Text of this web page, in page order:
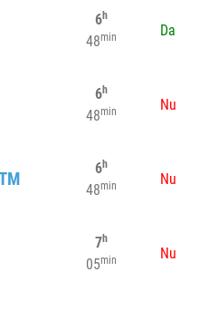
6h
48min Da
6h
48min Nu
6h
48min Nu
7h
05min Nu